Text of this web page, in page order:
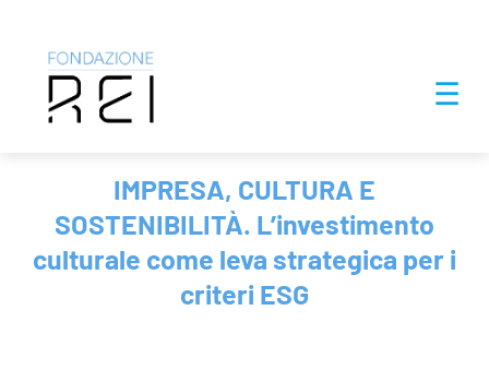
☰
IMPRESA, CULTURA E
SOSTENIBILITÀ. L’investimento
culturale come leva strategica per i
criteri ESG